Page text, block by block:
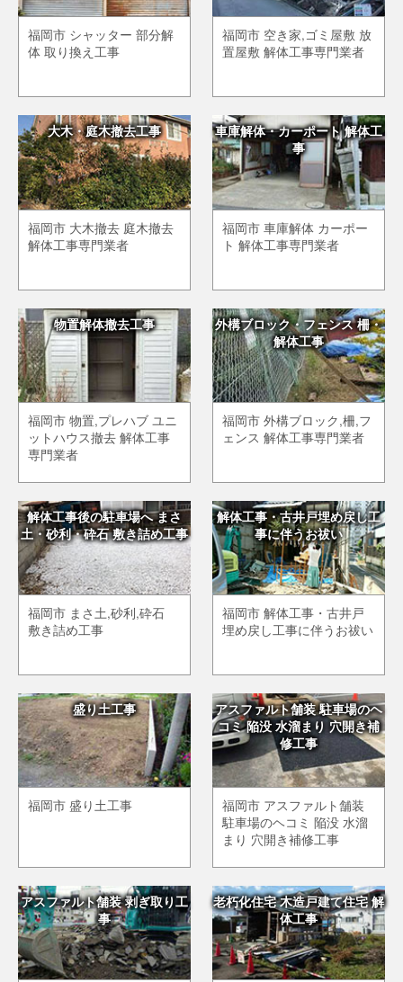
福岡市 シャッター 部分解
体 取り換え工事
福岡市 空き家,ゴミ屋敷 放
置屋敷 解体工事専門業者
大木・庭木撤去工事
福岡市 大木撤去 庭木撤去
解体工事専門業者
車庫解体・カーポート 解体工
事
福岡市 車庫解体 カーポー
ト 解体工事専門業者
物置解体撤去工事
福岡市 物置,プレハブ ユニ
ットハウス撤去 解体工事
専門業者
外構ブロック・フェンス 柵・
解体工事
福岡市 外構ブロック,柵,フ
ェンス 解体工事専門業者
解体工事後の駐車場へ まさ
土・砂利・砕石 敷き詰め工事
福岡市 まさ土,砂利,砕石
敷き詰め工事
解体工事・古井戸埋め戻し工
事に伴うお祓い
福岡市 解体工事・古井戸
埋め戻し工事に伴うお祓い
盛り土工事
福岡市 盛り土工事
アスファルト舗装 駐車場のヘ
コミ 陥没 水溜まり 穴開き補
修工事
福岡市 アスファルト舗装
駐車場のヘコミ 陥没 水溜
まり 穴開き補修工事
アスファルト舗装 剥ぎ取り工
事
老朽化住宅 木造戸建て住宅 解
体工事